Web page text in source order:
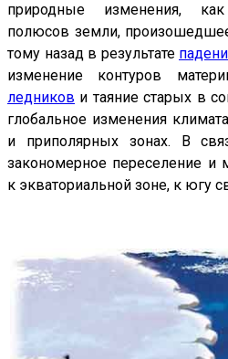
природные изменения,
полюсов земли,
тому назад в результате
изменение контуров
ледников и таяние старых в
глобальное изменения
и приполярных зонах. В
закономерное переселение и
к экваториальной зоне, к югу